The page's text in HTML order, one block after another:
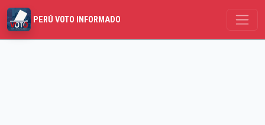
PERÚ VOTO INFORMADO